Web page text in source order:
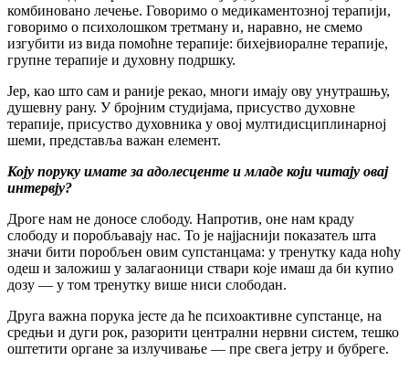
комбиновано лечење. Говоримо о медикаментозној терапији,
говоримо о психолошком третману и, наравно, не смемо
изгубити из вида помоћне терапије: бихејвиоралне терапије,
групне терапије и духовну подршку.
Јер, као што сам и раније рекао, многи имају ову унутрашњу,
душевну рану. У бројним студијама, присуство духовне
терапије, присуство духовника у овој мултидисциплинарној
шеми, представља важан елемент.
Коју поруку имате за адолесценте и младе који читају овај
интервју?
Дроге нам не доносе слободу. Напротив, оне нам краду
слободу и поробљавају нас. То је најјаснији показатељ шта
значи бити поробљен овим супстанцама: у тренутку када ноћу
одеш и заложиш у залагаоници ствари које имаш да би купио
дозу — у том тренутку више ниси слободан.
Друга важна порука јесте да ће психоактивне супстанце, на
средњи и дуги рок, разорити централни нервни систем, тешко
оштетити органе за излучивање — пре свега јетру и бубреге.